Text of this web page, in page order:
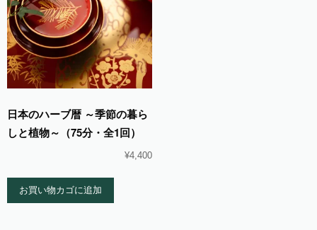
日本のハーブ暦 ～季節の暮ら
しと植物～（75分・全1回）
¥4,400
お買い物カゴに追加